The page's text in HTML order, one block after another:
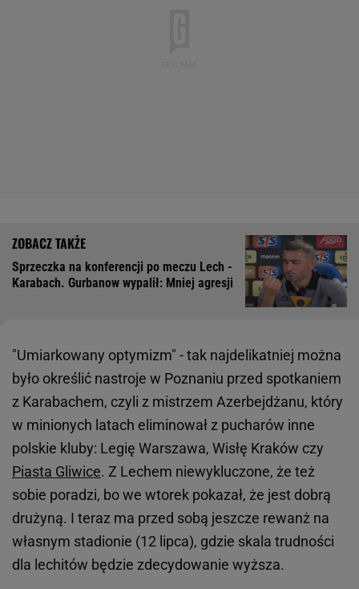
Sprzeczka na konferencji po meczu Lech -
Karabach. Gurbanow wypalił: Mniej agresji
"Umiarkowany optymizm" - tak najdelikatniej można
było określić nastroje w Poznaniu przed spotkaniem
z Karabachem, czyli z mistrzem Azerbejdżanu, który
w minionych latach eliminował z pucharów inne
polskie kluby: Legię Warszawa, Wisłę Kraków czy
Piasta Gliwice. Z Lechem niewykluczone, że też
sobie poradzi, bo we wtorek pokazał, że jest dobrą
drużyną. I teraz ma przed sobą jeszcze rewanż na
własnym stadionie (12 lipca), gdzie skala trudności
dla lechitów będzie zdecydowanie wyższa.